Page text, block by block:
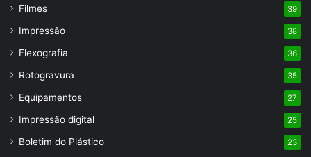
Filmes 39
Impressão 38
Flexografia 36
Rotogravura 35
Equipamentos 27
Impressão digital 25
Boletim do Plástico 23